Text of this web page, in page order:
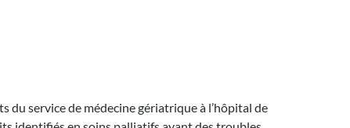
du service de médecine gériatrique à l’hôpital de